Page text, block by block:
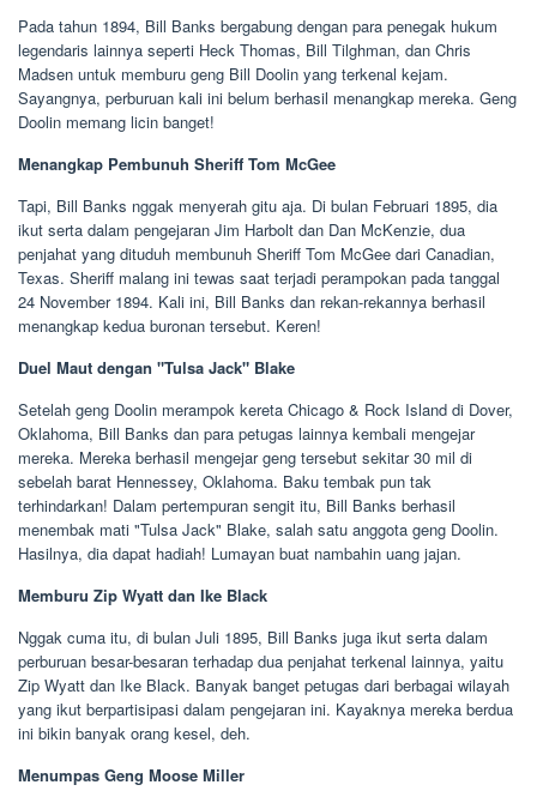
Pada tahun 1894, Bill Banks bergabung dengan para penegak hukum
legendaris lainnya seperti Heck Thomas, Bill Tilghman, dan Chris
Madsen untuk memburu geng Bill Doolin yang terkenal kejam.
Sayangnya, perburuan kali ini belum berhasil menangkap mereka. Geng
Doolin memang licin banget!
Menangkap Pembunuh Sheriff Tom McGee
Tapi, Bill Banks nggak menyerah gitu aja. Di bulan Februari 1895, dia
ikut serta dalam pengejaran Jim Harbolt dan Dan McKenzie, dua
penjahat yang dituduh membunuh Sheriff Tom McGee dari Canadian,
Texas. Sheriff malang ini tewas saat terjadi perampokan pada tanggal
24 November 1894. Kali ini, Bill Banks dan rekan-rekannya berhasil
menangkap kedua buronan tersebut. Keren!
Duel Maut dengan "Tulsa Jack" Blake
Setelah geng Doolin merampok kereta Chicago & Rock Island di Dover,
Oklahoma, Bill Banks dan para petugas lainnya kembali mengejar
mereka. Mereka berhasil mengejar geng tersebut sekitar 30 mil di
sebelah barat Hennessey, Oklahoma. Baku tembak pun tak
terhindarkan! Dalam pertempuran sengit itu, Bill Banks berhasil
menembak mati "Tulsa Jack" Blake, salah satu anggota geng Doolin.
Hasilnya, dia dapat hadiah! Lumayan buat nambahin uang jajan.
Memburu Zip Wyatt dan Ike Black
Nggak cuma itu, di bulan Juli 1895, Bill Banks juga ikut serta dalam
perburuan besar-besaran terhadap dua penjahat terkenal lainnya, yaitu
Zip Wyatt dan Ike Black. Banyak banget petugas dari berbagai wilayah
yang ikut berpartisipasi dalam pengejaran ini. Kayaknya mereka berdua
ini bikin banyak orang kesel, deh.
Menumpas Geng Moose Miller